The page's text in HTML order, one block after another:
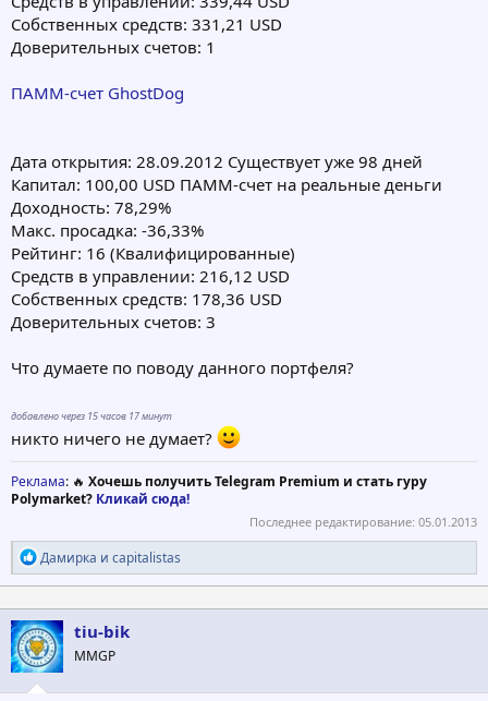
Собственных средств: 331,21 USD
Доверительных счетов: 1
ПАММ-счет GhostDog
Дата открытия: 28.09.2012 Cуществует уже 98 дней
Капитал: 100,00 USD ПАММ-счет на реальные деньги
Доходность: 78,29%
Макс. просадка: -36,33%
Рейтинг: 16 (Квалифицированные)
Средств в управлении: 216,12 USD
Собственных средств: 178,36 USD
Доверительных счетов: 3
Что думаете по поводу данного портфеля?
добавлено через 15 часов 17 минут
никто ничего не думает?
Реклама: 🔥 Хочешь получить Telegram Premium и стать гуру
Polymarket? Кликай сюда!
Последнее редактирование: 05.01.2013
Р
е
а
к
ц
и
и
:
Дамирка и capitalistas
tiu-bik
MMGP